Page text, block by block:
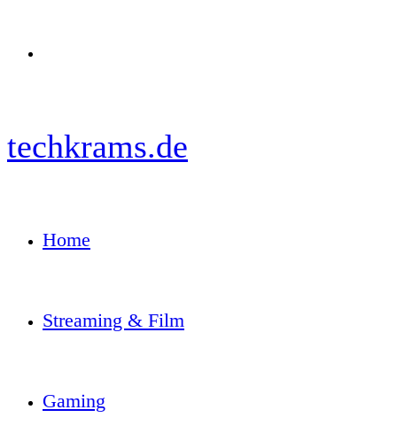
techkrams.de
Home
Streaming & Film
Gaming